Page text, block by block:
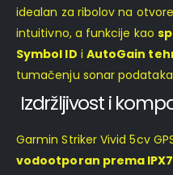
idealan za ribolov na
intuitivno, a funkcije kao
Symbol ID i AutoGain
tumačenju sonar
Izdržljivost i
Garmin Striker Vivid 5cv
vodootporan prema